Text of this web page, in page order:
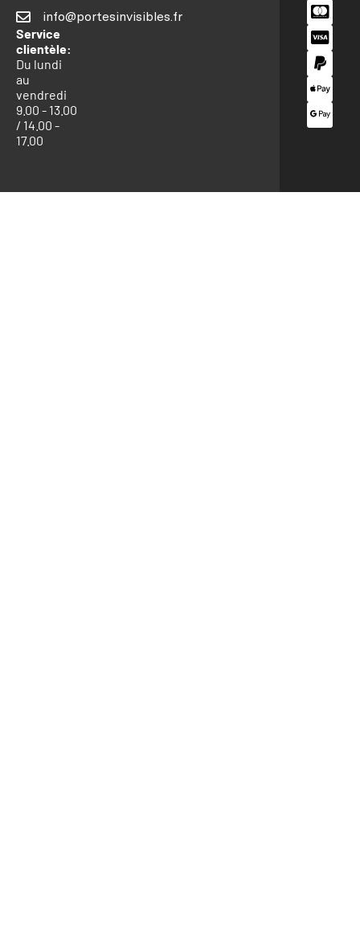
info@portesinvisibles.fr
Service
clientèle:
Du lundi
au
vendredi
9.00 - 13.00
/ 14.00 -
17.00